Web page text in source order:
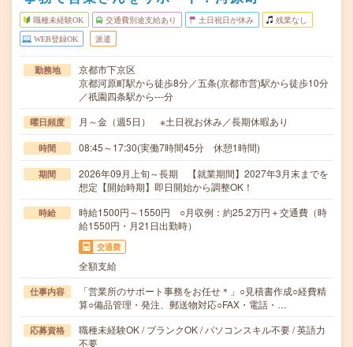
職種未経験OK 交通費別途支給あり 土日祝日が休み 残業なし
WEB登録OK 派遣
勤務地
京都市下京区
京都河原町駅から徒歩8分／五条(京都市営)駅から徒歩10分
／祇園四条駅から---分
曜日頻度 月～金（週5日） ※土日祝お休み／長期休暇あり
時間 08:45～17:30(実働7時間45分 休憩1時間)
期間
2026年09月上旬～長期 【就業期間】2027年3月末までを
想定【開始時期】即日開始から調整OK！
時給
時給1500円～1550円 ○月収例：約25.2万円＋交通費（時
給1550円・月21日出勤時）
交通費
全額支給
仕事内容
「営業所のサポート事務をお任せ＊」○見積書作成○経費精
算○備品管理・発注、郵送物対応○FAX・電話・…
応募資格
職種未経験OK / ブランクOK / パソコンスキル不要 / 英語力
不要